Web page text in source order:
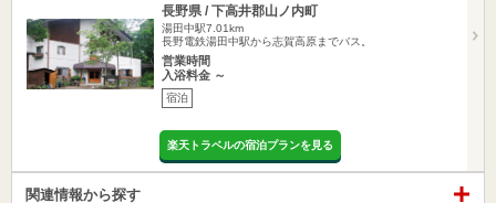
長野県 / 下高井郡山ノ内町
湯田中駅7.01km
長野電鉄湯田中駅から志賀高原までバス。
営業時間
入浴料金 ～
宿泊
楽天トラベルの宿泊プランを見る
関連情報から探す